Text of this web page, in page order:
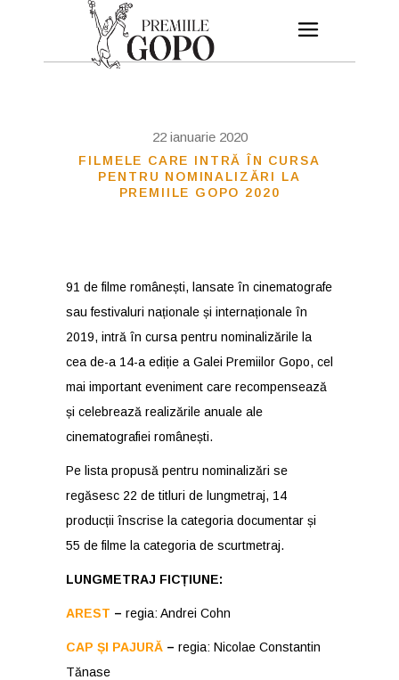
22 ianuarie 2020
FILMELE CARE INTRĂ ÎN CURSA
PENTRU NOMINALIZĂRI LA
PREMIILE GOPO 2020
91 de filme românești, lansate în cinematografe
sau festivaluri naționale și internaționale în
2019, intră în cursa pentru nominalizările la
cea de-a 14-a ediție a Galei Premiilor Gopo, cel
mai important eveniment care recompensează
și celebrează realizările anuale ale
cinematografiei românești.
Pe lista propusă pentru nominalizări se
regăsesc 22 de titluri de lungmetraj, 14
producții înscrise la categoria documentar și
55 de filme la categoria de scurtmetraj.
LUNGMETRAJ FICȚIUNE:
AREST – regia: Andrei Cohn
CAP ȘI PAJURĂ – regia: Nicolae Constantin
Tănase